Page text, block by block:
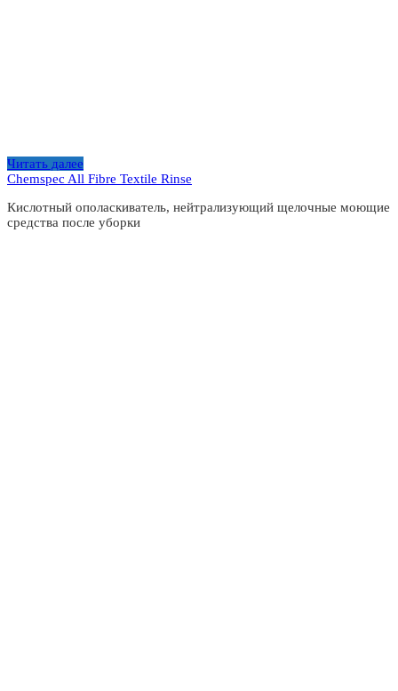
Читать далее
Chemspec All Fibre Textile Rinse
Кислотный ополаскиватель, нейтрализующий щелочные моющие
средства после уборки